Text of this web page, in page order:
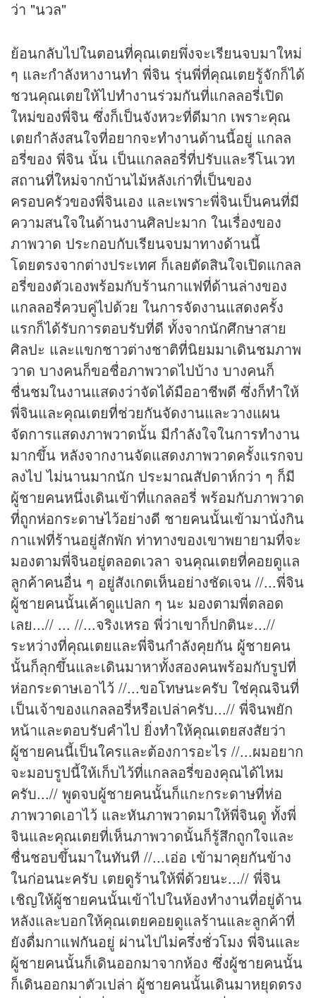
ว่า "นวล"
ย้อนกลับไปในตอนที่คุณเตยพึ่งจะเรียนจบมาใหม่
ๆ และกำลังหางานทำ พี่จิน รุ่นพี่ที่คุณเตยรู้จักก็ได้
ชวนคุณเตยให้ไปทำงานร่วมกันที่แกลลอรี่เปิด
ใหม่ของพี่จิน ซึ่งก็เป็นจังหวะที่ดีมาก เพราะคุณ
เตยกำลังสนใจที่อยากจะทำงานด้านนี้อยู่ แกลล
อรี่ของ พี่จิน นั้น เป็นแกลลอรี่ที่ปรับและรีโนเวท
สถานที่ใหม่จากบ้านไม้หลังเก่าที่เป็นของ
ครอบครัวของพี่จินเอง และเพราะพี่จินเป็นคนที่มี
ความสนใจในด้านงานศิลปะมาก ในเรื่องของ
ภาพวาด ประกอบกับเรียนจบมาทางด้านนี้
โดยตรงจากต่างประเทศ ก็เลยตัดสินใจเปิดแกลล
อรี่ของตัวเองพร้อมกับร้านกาแฟที่ด้านล่างของ
แกลลอรี่ควบคู่ไปด้วย ในการจัดงานแสดงครั้ง
แรกก็ได้รับการตอบรับที่ดี ทั้งจากนักศึกษาสาย
ศิลปะ และแขกชาวต่างชาติที่นิยมมาเดินชมภาพ
วาด บางคนก็ขอชื่อภาพวาดไปบ้าง บางคนก็
ชื่นชมในงานแสดงว่าจัดได้มืออาชีพดี ซึ่งก็ทำให้
พี่จินและคุณเตยที่ช่วยกันจัดงานและวางแผน
จัดการแสดงภาพวาดนั้น มีกำลังใจในการทำงาน
มากขึ้น หลังจากงานจัดแสดงภาพวาดครั้งแรกจบ
ลงไป ไม่นานมากนัก ประมาณสัปดาห์กว่า ๆ ก็มี
ผู้ชายคนหนึ่งเดินเข้าที่แกลลอรี่ พร้อมกับภาพวาด
ที่ถูกห่อกระดาษไว้อย่างดี ชายคนนั้นเข้ามานั่งกิน
กาแฟที่ร้านอยู่สักพัก ท่าทางของเขาพยายามที่จะ
มองตามพี่จินอยู่ตลอดเวลา จนคุณเตยที่คอยดูแล
ลูกค้าคนอื่น ๆ อยู่สังเกตเห็นอย่างชัดเจน //...พี่จิน
ผู้ชายคนนั้นเค้าดูแปลก ๆ นะ มองตามพี่ตลอด
เลย...// ... //...จริงเหรอ พี่ว่าเขาก็ปกตินะ...//
ระหว่างที่คุณเตยและพี่จินกำลังคุยกัน ผู้ชายคน
นั้นก็ลุกขึ้นและเดินมาหาทั้งสองคนพร้อมกับรูปที่
ห่อกระดาษเอาไว้ //...ขอโทษนะครับ ใช่คุณจินที่
เป็นเจ้าของแกลลอรี่หรือเปล่าครับ...// พี่จินพยัก
หน้าและตอบรับคำไป ยิ่งทำให้คุณเตยสงสัยว่า
ผู้ชายคนนี้เป็นใครและต้องการอะไร //...ผมอยาก
จะมอบรูปนี้ให้เก็บไว้ที่แกลลอรี่ของคุณได้ไหม
ครับ...// พูดจบผู้ชายคนนั้นก็แกะกระดาษที่ห่อ
ภาพวาดเอาไว้ และหันภาพวาดมาให้พี่จินดู ทั้งพี่
จินและคุณเตยที่เห็นภาพวาดนั้นก็รู้สึกถูกใจและ
ชื่นชอบขึ้นมาในทันที //...เอ่อ เข้ามาคุยกันข้าง
ในก่อนนะครับ เตยดูร้านให้พี่ด้วยนะ...// พี่จิน
เชิญให้ผู้ชายคนนั้นเข้าไปในห้องทำงานที่อยู่ด้าน
หลังและบอกให้คุณเตยคอยดูแลร้านและลูกค้าที่
ยังดื่มกาแฟกันอยู่ ผ่านไปไม่ครึ่งชั่วโมง พี่จินและ
ผู้ชายคนนั้นก็เดินออกมาจากห้อง ซึ่งผู้ชายคนนั้น
ก็เดินออกมาตัวเปล่า ผู้ชายคนนั้นเดินมาหยุดตรง